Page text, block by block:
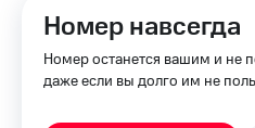
Покупка
полисов
онлайн
Тарифы
RED,
РИИЛ
и МТС Супер
Номер навсегда
Номер останется вашим и не
даже если вы долго им не